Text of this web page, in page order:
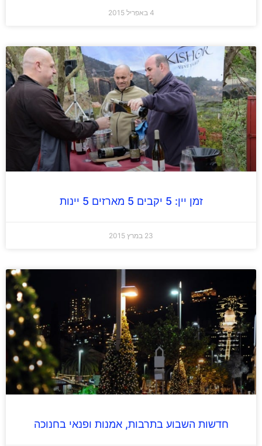
זמן יין: 5 יקבים 5 מארזים 5 יינות
חדשות השבוע בתרבות, אמנות ופנאי בחנוכה